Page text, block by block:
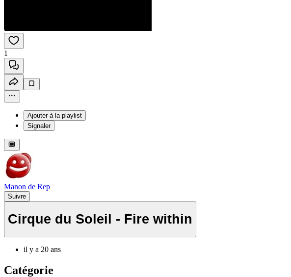
1
Ajouter à la playlist
Signaler
Manon de Rep
Suivre
Cirque du Soleil - Fire within
il y a 20 ans
Catégorie